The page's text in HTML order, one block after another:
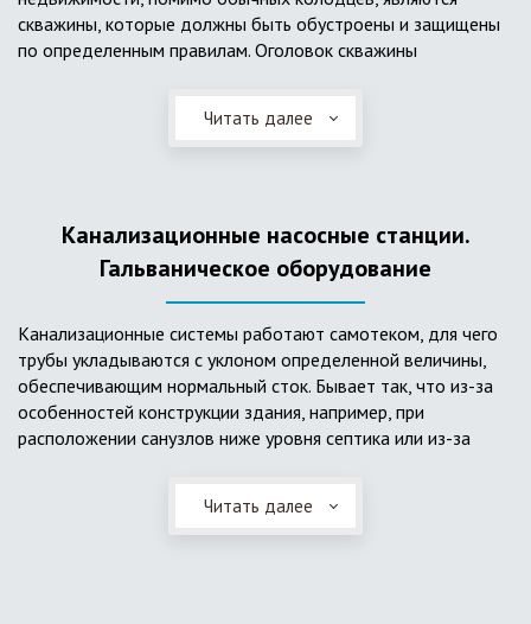
скважины, которые должны быть обустроены и защищены
по определенным правилам. Оголовок скважины
и автоматикой. Все это оборудование способно
подвергаться загрязнению атмосферными и
его работу в нормальном режиме. Лучшим способом
защиты оборудования является устройство герметичной
камеры или кессона, который не только защищает оголовок
скважины от негативных воздействий, но и обеспечивает
удобные условия для обслуживания в любой период года.
Кессон может быть выполнен из обычных железобетонных
колец, но только при отсутствии высокого уровня
подземных вод, так как в этом случае затруднительно
обеспечить требуемую герметичность. Если имеется
достаточную герметичность, недорогие, легко
Читать далее
Канализационные насосные станции.
Гальваническое оборудование
Канализационные системы работают самотеком, для чего
трубы укладываются с уклоном определенной величины,
обеспечивающим нормальный сток. Бывает так, что из-за
особенностей конструкции здания, например, при
расположении санузлов ниже уровня септика или из-за
Единственное решение в таком случае – это
использование КНС – канализационной насосной станции.
Читать далее